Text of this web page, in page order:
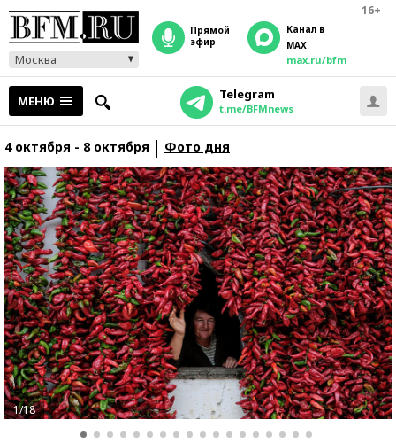
16+
Москва
прямой
эфир
Канал в
MAX
max.ru/bfm
МЕНЮ Telegram
t.me/BFMnews
4 октября - 8 октября Фото дня
1/18